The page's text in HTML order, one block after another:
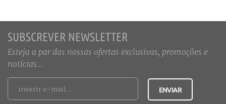
SUBSCREVER NEWSLETTER
Esteja a par das nossas ofertas exclusivas, promoções e
notícias...